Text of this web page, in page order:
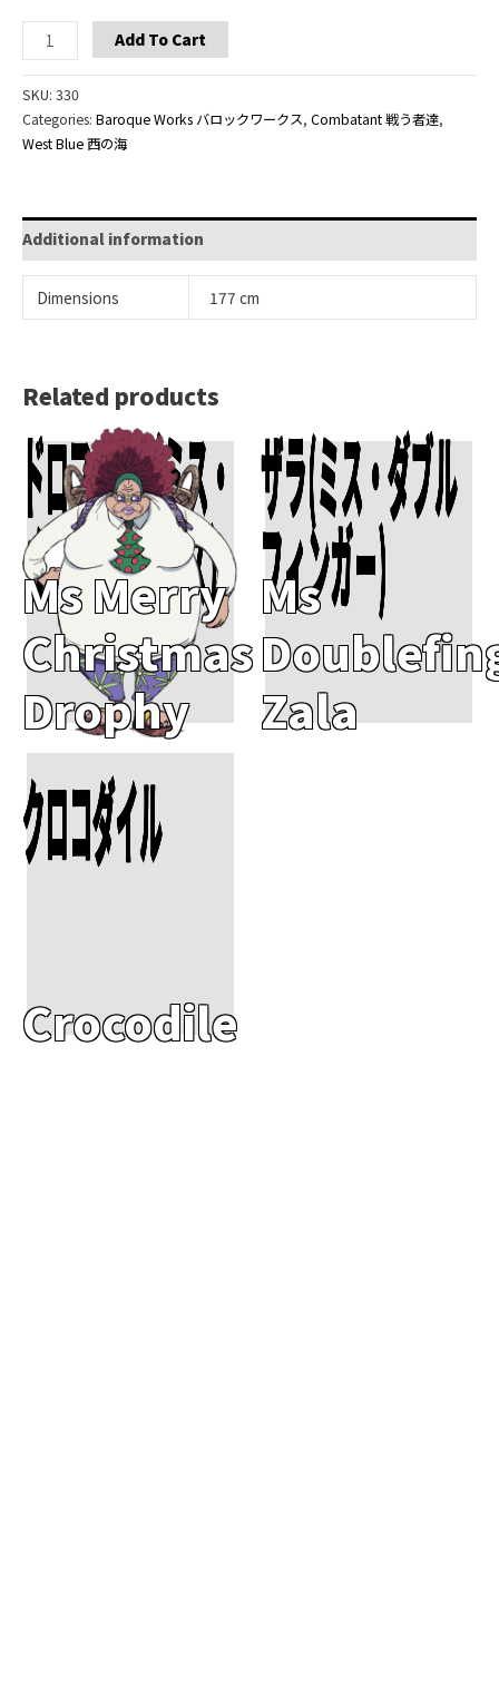
Valentine
Mikita
quantity
Add To Cart
SKU: 330
Categories: Baroque Works バロックワークス, Combatant 戦う者達,
West Blue 西の海
Additional information
Dimensions 177 cm
Related products
ドロフィー（ミス・
メリークリスマス)
Ms Merry
Christmas
Drophy
Add To Cart ザラ(ミス・ダブル
フィンガー)
Ms
Zala
Add To Cart
クロコダイル
Crocodile
Add To Cart